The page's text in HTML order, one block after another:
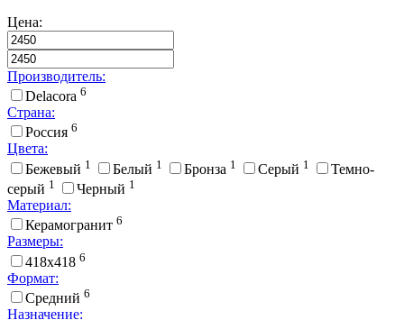
Цена:
Производитель:
Delacora 6
Страна:
Россия 6
Цвета:
Бежевый 1 Белый 1 Бронза 1 Серый 1
Темно-
серый 1 Черный 1
Материал:
Керамогранит 6
Размеры:
418x418 6
Формат:
Средний 6
Назначение: